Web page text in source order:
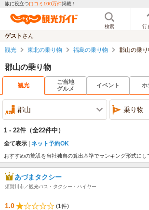
旅に役立つ口コミ100万件掲載！
検索 行
ゲスト さん
観光 東北の乗り物 福島の乗り物 郡山の乗り
郡山の乗り物
観光
ご当地
グルメ
イベント ホ
郡山 乗り物
1 - 22件 （全22件中）
全て表示 ネット予約OK
おすすめの施設を当社独自の算出基準でランキング形式にし
あづまタクシー
須賀川市／観光バス・タクシー・ハイヤー
1.0 (1件)